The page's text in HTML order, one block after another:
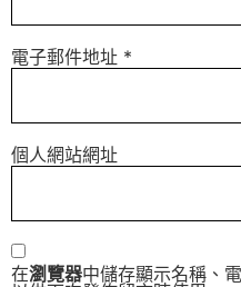
電子郵件地址 *
個人網站網址
在瀏覽器中儲存顯示名稱、